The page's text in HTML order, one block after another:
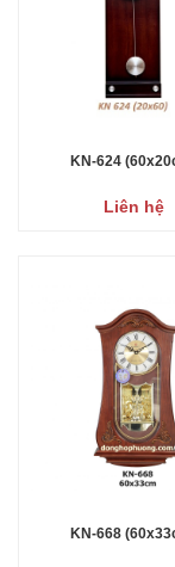
KN-624
Liên hệ
KN-668